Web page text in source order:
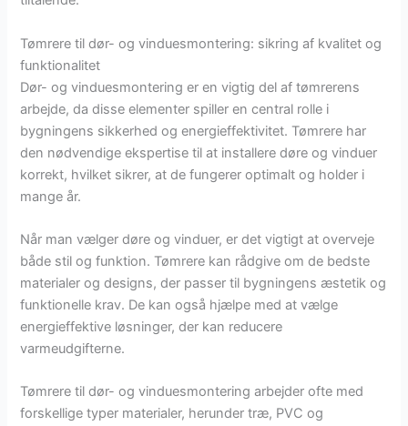
Tømrere til dør- og vinduesmontering: sikring af kvalitet og
funktionalitet
Dør- og vinduesmontering er en vigtig del af tømrerens
arbejde, da disse elementer spiller en central rolle i
bygningens sikkerhed og energieffektivitet. Tømrere har
den nødvendige ekspertise til at installere døre og vinduer
korrekt, hvilket sikrer, at de fungerer optimalt og holder i
mange år.
Når man vælger døre og vinduer, er det vigtigt at overveje
både stil og funktion. Tømrere kan rådgive om de bedste
materialer og designs, der passer til bygningens æstetik og
funktionelle krav. De kan også hjælpe med at vælge
energieffektive løsninger, der kan reducere
varmeudgifterne.
Tømrere til dør- og vinduesmontering arbejder ofte med
forskellige typer materialer, herunder træ, PVC og